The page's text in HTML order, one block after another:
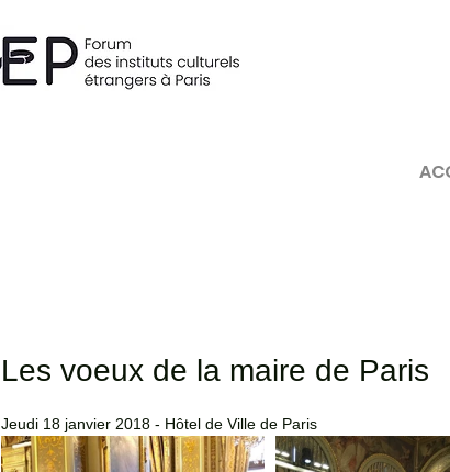
Les voeux de la maire de Paris
Jeudi 18 janvier 2018 - Hôtel de Ville de Paris